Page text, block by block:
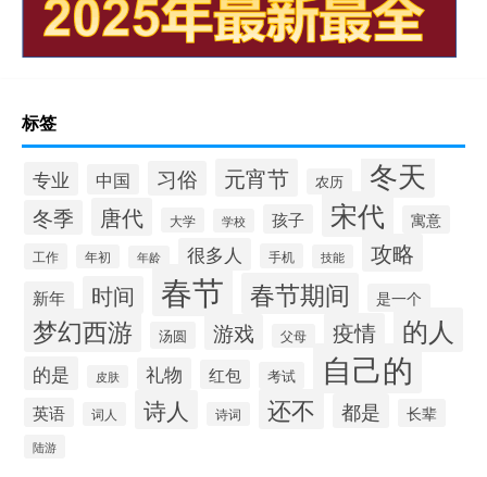
标签
专业 中国 习俗 元宵节 农历 冬天
冬季 唐代 大学 学校 孩子 宋代 寓意
工作 年初 年龄 很多人 手机 技能 攻略
新年 时间 春节 春节期间 是一个
梦幻西游 汤圆 游戏 父母 疫情 的人
的是 皮肤 礼物 红包 考试 自己的
英语 词人 诗人 诗词 还不 都是 长辈
陆游